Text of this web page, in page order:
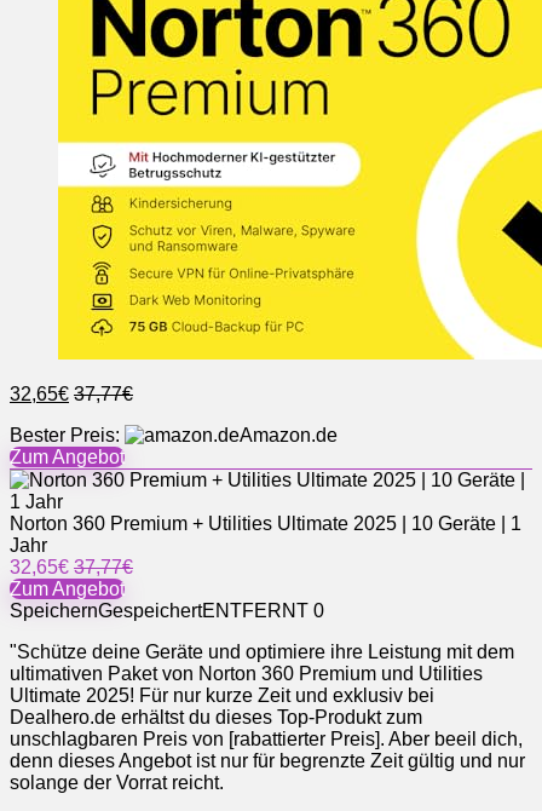
32,65€ 37,77€
Bester Preis:
Amazon.de
Zum Angebot
Norton 360 Premium + Utilities Ultimate 2025 | 10 Geräte | 1
Jahr
32,65€ 37,77€
Zum Angebot
SpeichernGespeichertENTFERNT 0
"Schütze deine Geräte und optimiere ihre Leistung mit dem
ultimativen Paket von Norton 360 Premium und Utilities
Ultimate 2025! Für nur kurze Zeit und exklusiv bei
Dealhero.de erhältst du dieses Top-Produkt zum
unschlagbaren Preis von [rabattierter Preis]. Aber beeil dich,
denn dieses Angebot ist nur für begrenzte Zeit gültig und nur
solange der Vorrat reicht.